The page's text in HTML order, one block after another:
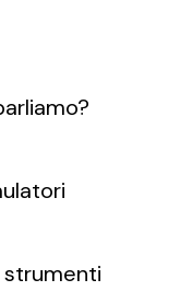
strumenti